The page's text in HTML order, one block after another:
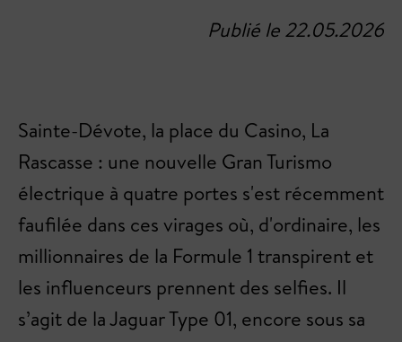
Publié le 22.05.2026
Sainte-Dévote, la place du Casino, La
Rascasse : une nouvelle Gran Turismo
électrique à quatre portes s'est récemment
faufilée dans ces virages où, d'ordinaire, les
millionnaires de la Formule 1 transpirent et
les influenceurs prennent des selfies. Il
s’agit de la Jaguar Type 01, encore sous sa